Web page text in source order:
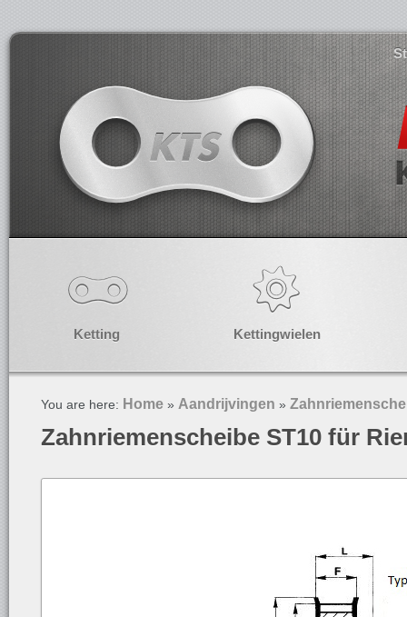
Ketting Kettingwielen
You are here: Home » Aandrijvingen »
Zahnriemenscheibe ST10 für